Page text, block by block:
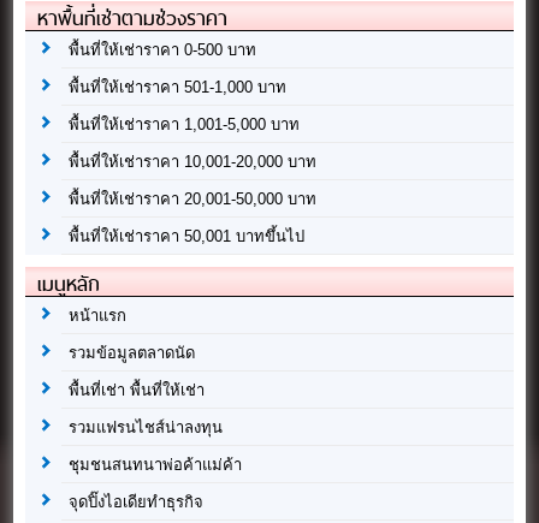
หาพื้นที่เช่าตามช่วงราคา
พื้นที่ให้เช่าราคา 0-500 บาท
พื้นที่ให้เช่าราคา 501-1,000 บาท
พื้นที่ให้เช่าราคา 1,001-5,000 บาท
พื้นที่ให้เช่าราคา 10,001-20,000 บาท
พื้นที่ให้เช่าราคา 20,001-50,000 บาท
พื้นที่ให้เช่าราคา 50,001 บาทขึ้นไป
เมนูหลัก
หน้าแรก
รวมข้อมูลตลาดนัด
พื้นที่เช่า พื้นที่ให้เช่า
รวมแฟรนไชส์น่าลงทุน
ชุมชนสนทนาพ่อค้าแม่ค้า
จุดปิ๊งไอเดียทำธุรกิจ